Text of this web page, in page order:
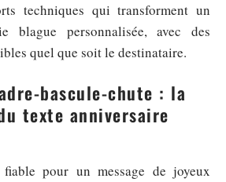
techniques qui transforment un
blague personnalisée, avec des
quel que soit le destinataire.
bascule-chute : la
texte anniversaire
pour un message de joyeux